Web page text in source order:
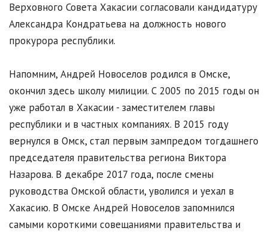
Верховного Совета Хакасии согласовали кандидатуру
Александра Кондратьева на должность нового
прокурора республики.
Напомним, Андрей Новоселов родился в Омске,
окончил здесь школу милиции. С 2005 по 2015 годы он
уже работал в Хакасии - заместителем главы
республики и в частных компаниях. В 2015 году
вернулся в Омск, стал первым зампредом тогдашнего
председателя правительства региона Виктора
Назарова. В декабре 2017 года, после смены
руководства Омской области, уволился и уехал в
Хакасию. В Омске Андрей Новоселов запомнился
самыми короткими совещаниями правительства и